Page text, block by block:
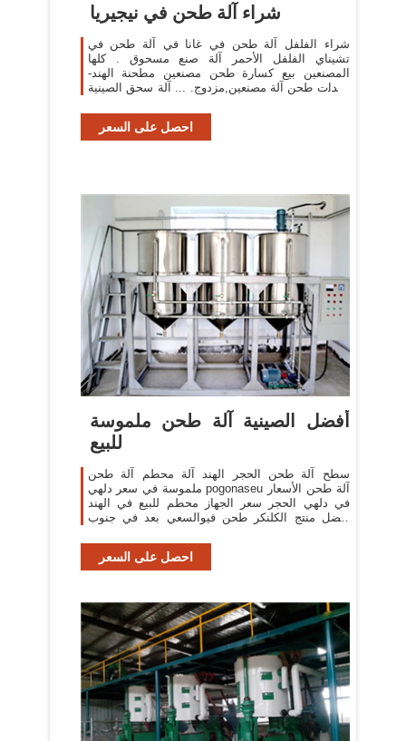
شراء آلة طحن في نيجيريا
شراء الفلفل آلة طحن في غانا في آلة طحن في
تشيناي الفلفل الأحمر آلة صنع مسحوق . كلها
المصنعين بيع كسارة طحن مصنعين مطحنة الهند-
معدات طحن آلة مصنعين,مزدوج. ... آلة سحق الصينية
احصل على السعر
أفضل الصينية آلة طحن ملموسة
للبيع
سطح آلة طحن الحجر الهند آلة محطم آلة طحن
ملموسة في سعر دلهي pogonaseu آلة طحن الأسعار
في دلهي الحجر سعر الجهاز محطم للبيع في الهند
أفضل منتج الكلنكر طحن فيوالسعي بعد في جنوب
احصل على السعر